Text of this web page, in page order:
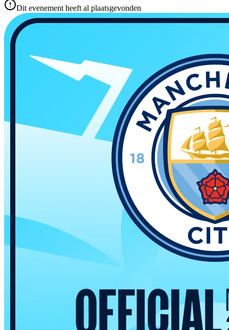
Dit evenement heeft al plaatsgevonden